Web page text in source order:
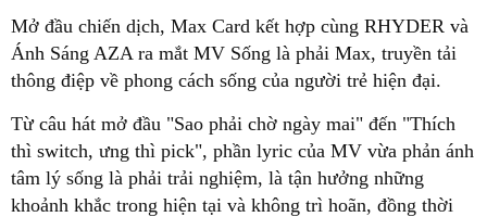
Mở đầu chiến dịch, Max Card kết hợp cùng RHYDER và
Ánh Sáng AZA ra mắt MV Sống là phải Max, truyền tải
thông điệp về phong cách sống của người trẻ hiện đại.
Từ câu hát mở đầu "Sao phải chờ ngày mai" đến "Thích
thì switch, ưng thì pick", phần lyric của MV vừa phản ánh
tâm lý sống là phải trải nghiệm, là tận hưởng những
khoảnh khắc trong hiện tại và không trì hoãn, đồng thời